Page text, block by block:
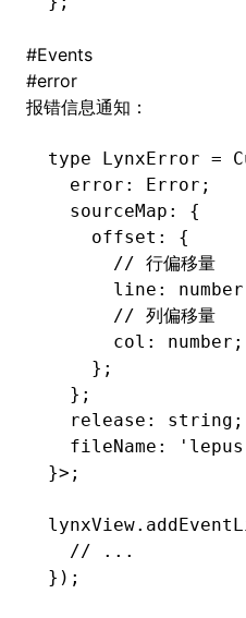
#Events
#error
报错信息通知：
type LynxError =
  error
: Error ;
  sourceMap
:
{
    offset
:
{
      // 行偏移量
      line
: number
      // 列偏移量
      col
: number ;
    };
  };
  release
: string ;
  fileName
:
}>;
lynxView
  // ...
});